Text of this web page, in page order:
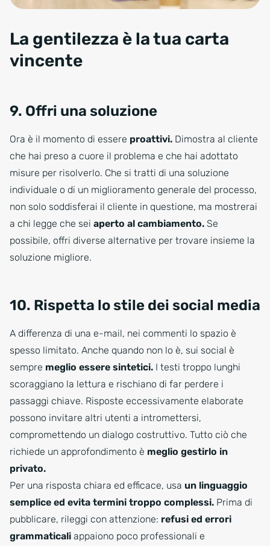
La gentilezza è la tua carta
vincente
9. Offri una soluzione
Ora è il momento di essere proattivi. Dimostra al cliente
che hai preso a cuore il problema e che hai adottato
misure per risolverlo. Che si tratti di una soluzione
individuale o di un miglioramento generale del processo,
non solo soddisferai il cliente in questione, ma mostrerai
a chi legge che sei aperto al cambiamento. Se
possibile, offri diverse alternative per trovare insieme la
soluzione migliore.
10. Rispetta lo stile dei social media
A differenza di una e-mail, nei commenti lo spazio è
spesso limitato. Anche quando non lo è, sui social è
sempre meglio essere sintetici. I testi troppo lunghi
scoraggiano la lettura e rischiano di far perdere i
passaggi chiave. Risposte eccessivamente elaborate
possono invitare altri utenti a intromettersi,
compromettendo un dialogo costruttivo. Tutto ciò che
richiede un approfondimento è meglio gestirlo in
privato.
Per una risposta chiara ed efficace, usa un linguaggio
semplice ed evita termini troppo complessi. Prima di
pubblicare, rileggi con attenzione: refusi ed errori
grammaticali appaiono poco professionali e